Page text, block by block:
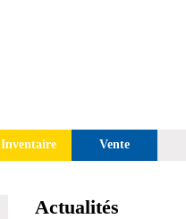
Inventaire Vente
Actualités